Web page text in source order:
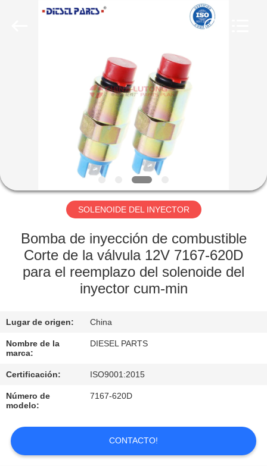
PRODUCTOS
NOSOTROS
VIAJE
FÁBRICA
CONTROL
CALIDAD
ÉNTRENOS
EN
CONTACTO
CON
SOLENOIDE DEL INYECTOR
Bomba de inyección de combustible
Corte de la válvula 12V 7167-620D
para el reemplazo del solenoide del
inyector cum-min
Lugar de origen: China
Nombre de la
marca:
DIESEL PARTS
Certificación: ISO9001:2015
Número de
modelo:
7167-620D
CONTACTO!